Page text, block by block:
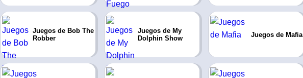
Juegos de Bob The
Robber
Juegos de My
Dolphin Show
Juegos de Mafia